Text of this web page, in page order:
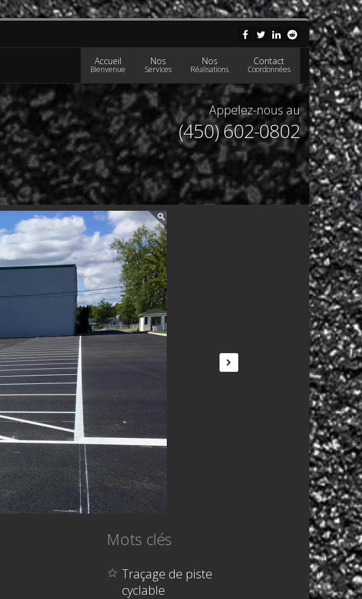
Accueil
Bienvenue
Nos
Services
Nos
Réalisations
Contact
Coordonnées
Appelez-nous au
(450) 602-0802
Mots clés
Traçage de piste
cyclable